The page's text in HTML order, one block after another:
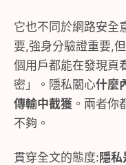
它也不同於網路安全
要,強身分驗證重要,
個用戶都能在發現頁
密」。隱私關心什麼
傳輸中截獲 。兩者你
不夠。
貫穿全文的態度:隱私